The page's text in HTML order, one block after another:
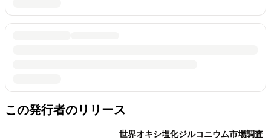
この発行者のリリース
世界オキシ塩化ジルコニウム市場調査